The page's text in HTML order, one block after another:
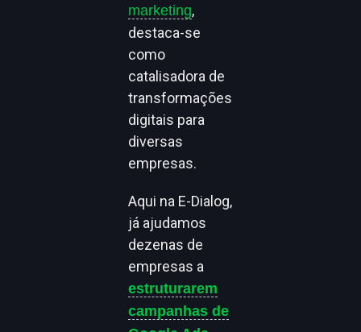
marketing,
destaca-se
como
catalisadora de
transformações
digitais para
diversas
empresas.
Aqui na E-Dialog,
já ajudamos
dezenas de
empresas a
estruturarem
campanhas de